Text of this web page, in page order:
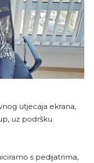
utjecaja ekrana,
uz podršku
s pedijatrima,